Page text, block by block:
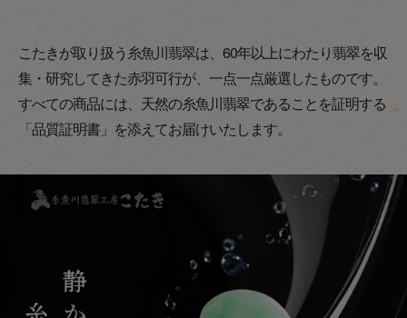
こたきが取り扱う糸魚川翡翠は、60年以上にわたり翡翠を収
集・研究してきた赤羽可行が、一点一点厳選したものです。
すべての商品には、天然の糸魚川翡翠であることを証明する
「品質証明書」を添えてお届けいたします。